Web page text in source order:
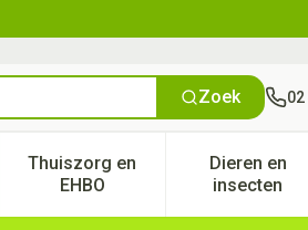
Zoek 02
categorie
voor Natuur geneeskunde
Thuiszorg en
EHBOToon submenu voor
Dieren en
insecten
Toon